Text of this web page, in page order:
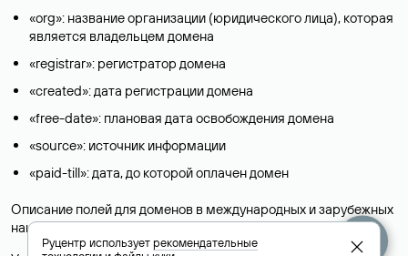
«org»: название организации (юридического лица), которая
является владельцем домена
«registrar»: регистратор домена
«created»: дата регистрации домена
«free-date»: плановая дата освобождения домена
«source»: источник информации
«paid-till»: дата, до которой оплачен домен
Описание полей для доменов в международных и зарубежных
национальных доменах представлены в разделе «Помощь».
Руцентр используетрекомендательные